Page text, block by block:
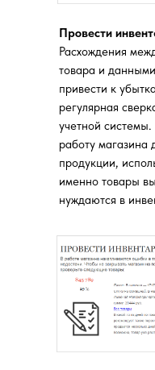
Провести
Расхождения
товара и
привести к
регулярная
учетной
работу магазина
продукции,
именно товары
нуждаются в